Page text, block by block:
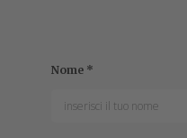
Nome *